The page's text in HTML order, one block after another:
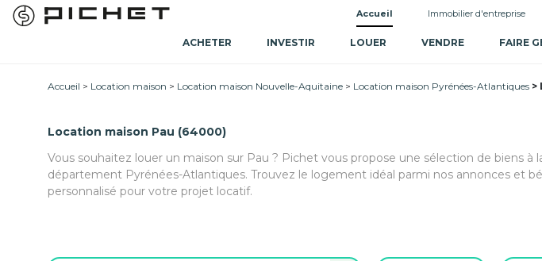
Accueil Immobilier d'entreprise
ACHETER INVESTIR LOUER VENDRE FAIRE
Accueil Location maison Location maison Nouvelle-Aquitaine Location maison Pyrénées-Atlantiques
Location maison Pau (64000)
Vous souhaitez louer un maison sur Pau ? Pichet vous propose une sélection de biens
département Pyrénées-Atlantiques. Trouvez le logement idéal parmi nos annonces et
personnalisé pour votre projet locatif.